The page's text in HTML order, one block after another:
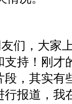
们，大家
持！刚才
段，其实有
报道，我